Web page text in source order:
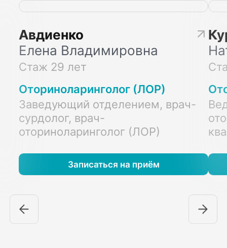
Авдиенко
Елена Владимировна
Стаж 29 лет
Оториноларинголог (ЛОР)
Заведующий отделением, врач-
сурдолог, врач-
оториноларинголог (ЛОР)
Записаться на приём